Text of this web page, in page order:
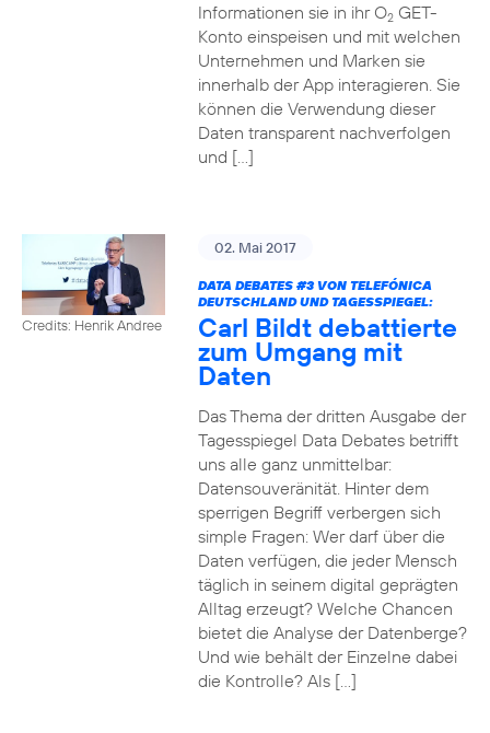
Informationen sie in ihr O2GET-
Konto einspeisen und mit welchen
Unternehmen und Marken sie
innerhalb der App interagieren. Sie
können die Verwendung dieser
Daten transparent nachverfolgen
und […]
Credits: Henrik Andree
02. Mai 2017
DATA DEBATES #3VON TELEFÓNICA
DEUTSCHLAND UND TAGESSPIEGEL:
Carl Bildt debattierte
zum Umgang mit
Daten
Das Thema der dritten Ausgabe der
Tagesspiegel Data Debates betrifft
uns alle ganz unmittelbar:
Datensouveränität. Hinter dem
sperrigen Begriff verbergen sich
simple Fragen: Wer darf über die
Daten verfügen, die jeder Mensch
täglich in seinem digital geprägten
Alltag erzeugt? Welche Chancen
bietet die Analyse der Datenberge?
Und wie behält der Einzelne dabei
die Kontrolle? Als […]